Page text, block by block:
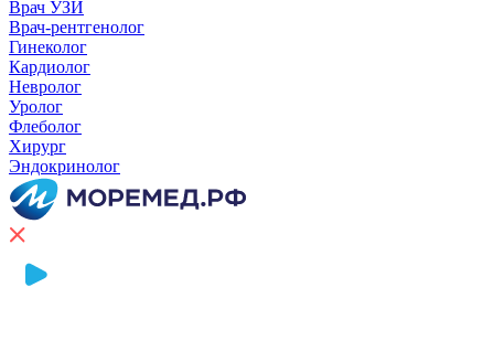
Врач УЗИ
Врач-рентгенолог
Гинеколог
Кардиолог
Невролог
Уролог
Флеболог
Хирург
Эндокринолог